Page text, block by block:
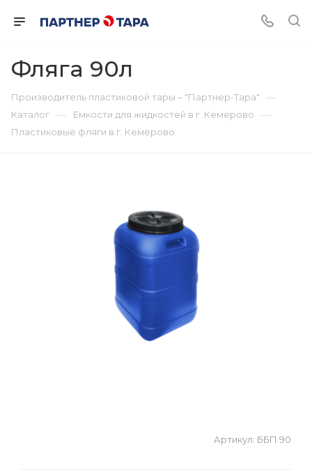
Фляга 90л
Производитель пластиковой тары – "Партнер-Тара" —
Каталог — Емкости для жидкостей в г. Кемерово —
Пластиковые фляги в г. Кемерово
Артикул: ББП 90